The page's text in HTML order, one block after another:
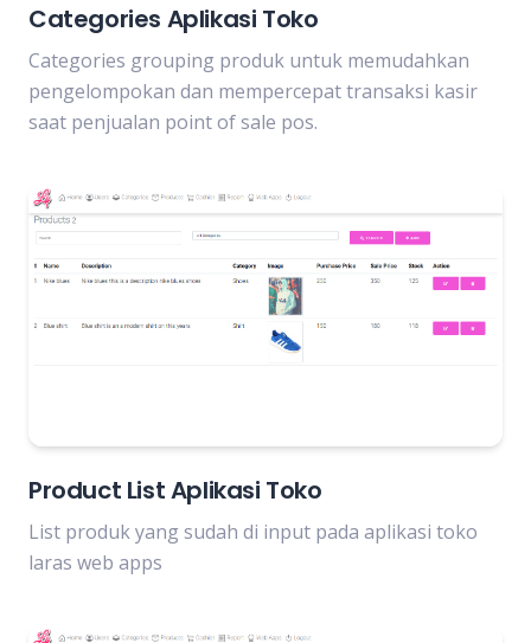
Categories Aplikasi Toko
Categories grouping produk untuk memudahkan
pengelompokan dan mempercepat transaksi kasir
saat penjualan point of sale pos.
Product List Aplikasi Toko
List produk yang sudah di input pada aplikasi toko
laras web apps